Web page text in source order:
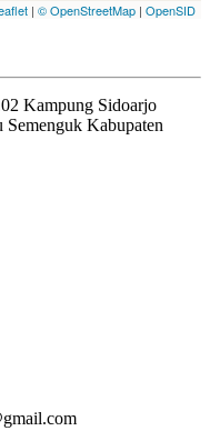
| © OpenStreetMap | OpenSID
Kampung Sidoarjo
Semenguk Kabupaten